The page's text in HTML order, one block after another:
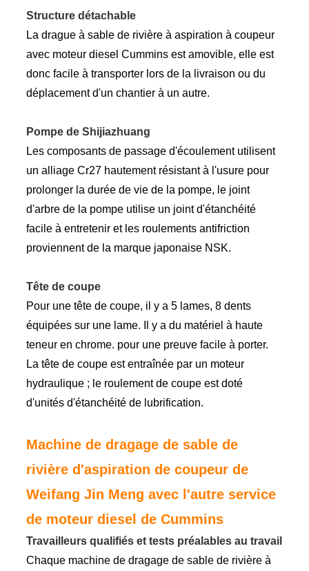
Structure détachable
La drague à sable de rivière à aspiration à coupeur
avec moteur diesel Cummins est amovible, elle est
donc facile à transporter lors de la livraison ou du
déplacement d'un chantier à un autre.
Pompe de Shijiazhuang
Les composants de passage d'écoulement utilisent
un alliage Cr27 hautement résistant à l'usure pour
prolonger la durée de vie de la pompe, le joint
d'arbre de la pompe utilise un joint d'étanchéité
facile à entretenir et les roulements antifriction
proviennent de la marque japonaise NSK.
Tête de coupe
Pour une tête de coupe, il y a 5 lames, 8 dents
équipées sur une lame. Il y a du matériel à haute
teneur en chrome. pour une preuve facile à porter.
La tête de coupe est entraînée par un moteur
hydraulique ; le roulement de coupe est doté
d'unités d'étanchéité de lubrification.
Machine de dragage de sable de
rivière d'aspiration de coupeur de
Weifang Jin Meng avec l'autre service
de moteur diesel de Cummins
Travailleurs qualifiés et tests préalables au travail
Chaque machine de dragage de sable de rivière à